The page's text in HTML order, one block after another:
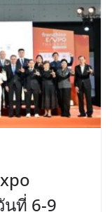
นที่ 6-9